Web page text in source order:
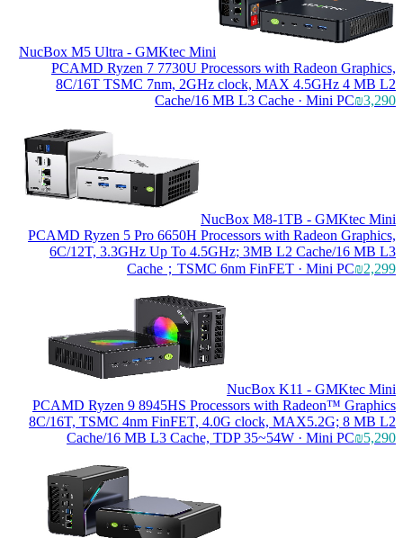
NucBox M5 Ultra - GMKtec Mini
PC AMD Ryzen 7 7730U Processors
8C/16T TSMC 7nm, 2GHz clock,
Cache/16 MB L3
NucBox
PCAMD Ryzen 5 Pro 6650H Processors
6C/12T, 3.3GHz Up To 4.5GHz;
Cache；TSMC 6nm
PCAMD Ryzen 9 8945HS Processors
8C/16T, TSMC 4nm FinFET, 4.0G
Cache/16 MB L3 Cache, TDP